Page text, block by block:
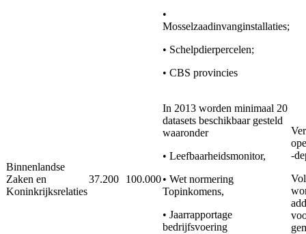
•
Mosselzaadinvanginstallaties;
• Schelpdierpercelen;
• CBS provincies
Binnenlandse
Zaken en
Koninkrijksrelaties
37.200 100.000
In 2013 worden minimaal 20
datasets beschikbaar gesteld
waaronder
• Leefbaarheidsmonitor,
• Wet normering
Topinkomens,
• Jaarrapportage
bedrijfsvoering
-